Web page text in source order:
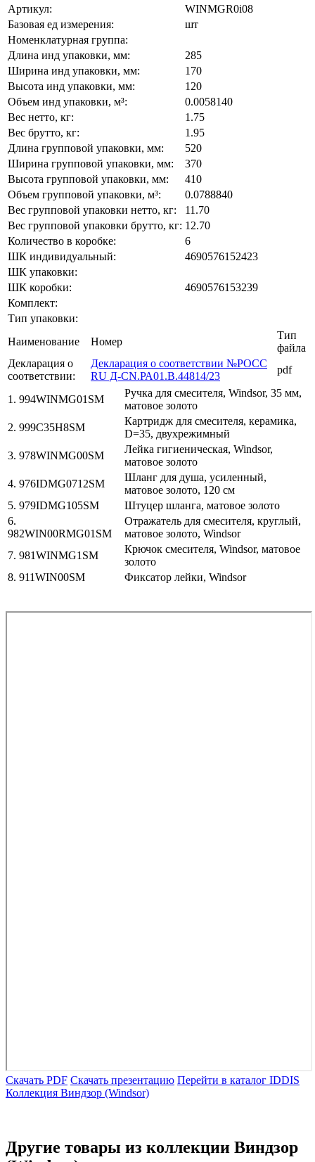
Артикул:
WINMGR0i08
Базовая ед измерения:
шт
Номенклатурная группа:
Длина инд упаковки, мм:
285
Ширина инд упаковки, мм:
170
Высота инд упаковки, мм:
120
Объем инд упаковки, м³:
0.0058140
Вес нетто, кг:
1.75
Вес брутто, кг:
1.95
Длина групповой упаковки, мм:
520
Ширина групповой упаковки, мм:
370
Высота групповой упаковки, мм:
410
Объем групповой упаковки, м³:
0.0788840
Вес групповой упаковки нетто, кг:
11.70
Вес групповой упаковки брутто, кг: 12.70
Количество в коробке:
6
ШК индивидуальный:
4690576152423
ШК упаковки:
ШК коробки:
4690576153239
Комплект:
Тип упаковки:
Наименование
Номер
Тип
файла
Декларация о
соответствии:
Декларация о соответствии №РОСС
RU Д-CN.РА01.В.44814/23
pdf
1. 994WINMG01SM
Ручка для смесителя, Windsor, 35 мм,
матовое золото
2. 999C35H8SM
Картридж для смесителя, керамика,
D=35, двухрежимный
3. 978WINMG00SM
Лейка гигиеническая, Windsor,
матовое золото
4. 976IDMG0712SM
Шланг для душа, усиленный,
матовое золото, 120 см
5. 979IDMG105SM
Штуцер шланга, матовое золото
6.
982WIN00RMG01SM
Отражатель для смесителя, круглый,
матовое золото, Windsor
7. 981WINMG1SM
Крючок смесителя, Windsor, матовое
золото
8. 911WIN00SM
Фиксатор лейки, Windsor
Скачать PDF Скачать презентацию Перейти в каталог IDDIS
Коллекция Виндзор (Windsor)
Другие товары из коллекции Виндзор